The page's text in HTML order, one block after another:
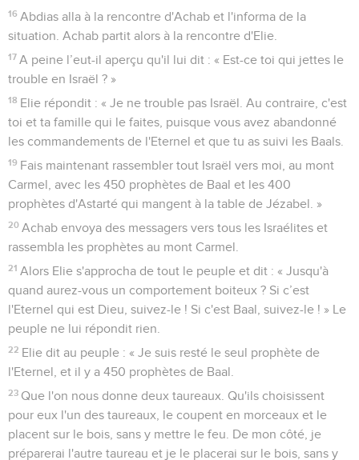
16 Abdias alla à la rencontre d'Achab et l'informa de la
situation. Achab partit alors à la rencontre d'Elie.
17 A peine l’eut-il aperçu qu'il lui dit : « Est-ce toi qui jettes le
trouble en Israël ? »
18 Elie répondit : « Je ne trouble pas Israël. Au contraire, c'est
toi et ta famille qui le faites, puisque vous avez abandonné
les commandements de l'Eternel et que tu as suivi les Baals.
19 Fais maintenant rassembler tout Israël vers moi, au mont
Carmel, avec les 450 prophètes de Baal et les 400
prophètes d'Astarté qui mangent à la table de Jézabel. »
20 Achab envoya des messagers vers tous les Israélites et
rassembla les prophètes au mont Carmel.
21 Alors Elie s'approcha de tout le peuple et dit : « Jusqu'à
quand aurez-vous un comportement boiteux ? Si c’est
l'Eternel qui est Dieu, suivez-le ! Si c'est Baal, suivez-le ! » Le
peuple ne lui répondit rien.
22 Elie dit au peuple : « Je suis resté le seul prophète de
l'Eternel, et il y a 450 prophètes de Baal.
23 Que l'on nous donne deux taureaux. Qu'ils choisissent
pour eux l'un des taureaux, le coupent en morceaux et le
placent sur le bois, sans y mettre le feu. De mon côté, je
préparerai l'autre taureau et je le placerai sur le bois, sans y